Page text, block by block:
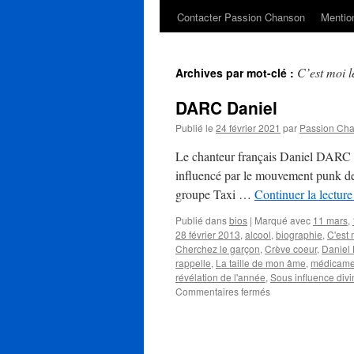
Contacter Passion Chanson
Archives par mot-clé : C’est moi
DARC Daniel
Publié le 24 février 2021 par Passion
Le chanteur français Daniel
influencé par le mouvement punk
groupe Taxi … Continuer la lecture
Publié dansbios | Marqué avec 11 mars,
28 février 2013, alcool, biographie, C'est
Cherchez le garçon, Crève coeur, Daniel
rappelle, La taille de mon âme,
révélation de l'année, Sous influence
Commentaires ferméssur